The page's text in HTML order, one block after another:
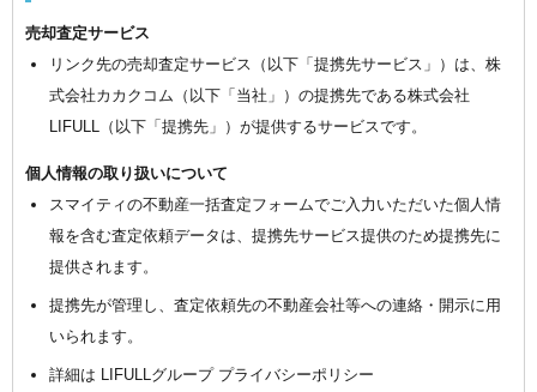
売却査定サービス
リンク先の売却査定サービス（以下「提携先サービス」）は、株
式会社カカクコム（以下「当社」）の提携先である株式会社
LIFULL（以下「提携先」）が提供するサービスです。
個人情報の取り扱いについて
スマイティの不動産一括査定フォームでご入力いただいた個人情
報を含む査定依頼データは、提携先サービス提供のため提携先に
提供されます。
提携先が管理し、査定依頼先の不動産会社等への連絡・開示に用
いられます。
詳細は LIFULLグループ プライバシーポリシー